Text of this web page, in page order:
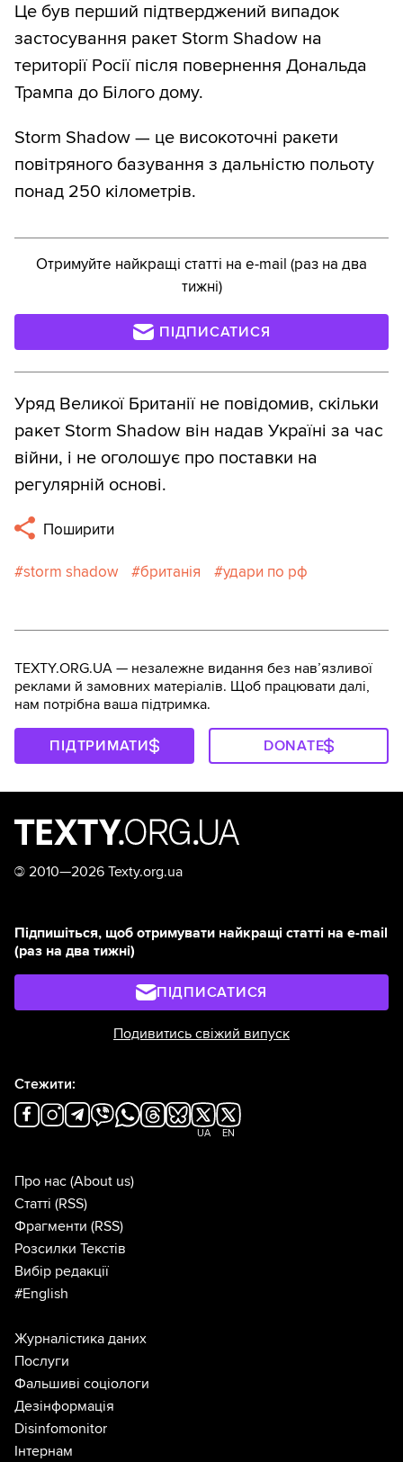
Це був перший підтверджений випадок
застосування ракет Storm Shadow на
території Росії після повернення Дональда
Трампа до Білого дому.
Storm Shadow — це високоточні ракети
повітряного базування з дальністю польоту
понад 250 кілометрів.
Отримуйте найкращі статті на e-mail (раз на два
тижні)
ПІДПИСАТИСЯ
Уряд Великої Британії не повідомив, скільки
ракет Storm Shadow він надав Україні за час
війни, і не оголошує про поставки на
регулярній основі.
Поширити
storm shadow британія удари по рф
TEXTY.ORG.UA — незалежне видання без навʼязливої
реклами й замовних матеріалів. Щоб працювати далі,
нам потрібна ваша підтримка.
ПІДТРИМАТИ DONATE
© 2010—2026 Texty.org.ua
Підпишіться, щоб отримувати найкращі статті на e-mail
(раз на два тижні)
ПІДПИСАТИСЯ
Подивитись свіжий випуск
Стежити:
UA EN
Про нас (About us)
Статті (RSS)
Фрагменти (RSS)
Розсилки Текстів
Вибір редакції
#English
Журналістика даних
Послуги
Фальшиві соціологи
Дезінформація
Disinfomonitor
Інтернам